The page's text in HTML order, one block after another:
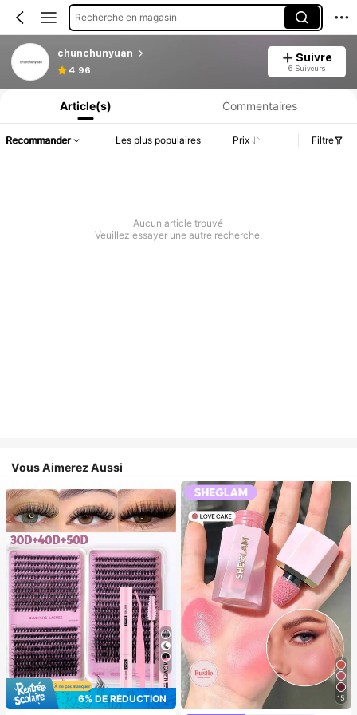
Recherche en magasin
chunchunyuan
4.96
Suivre
6 Suiveurs
Article(s) Commentaires
Recommander Les plus populaires Prix Filtre
Aucun article trouvé
Veuillez essayer une autre recherche.
Vous Aimerez Aussi
7
6% DE RÉDUCTION
15